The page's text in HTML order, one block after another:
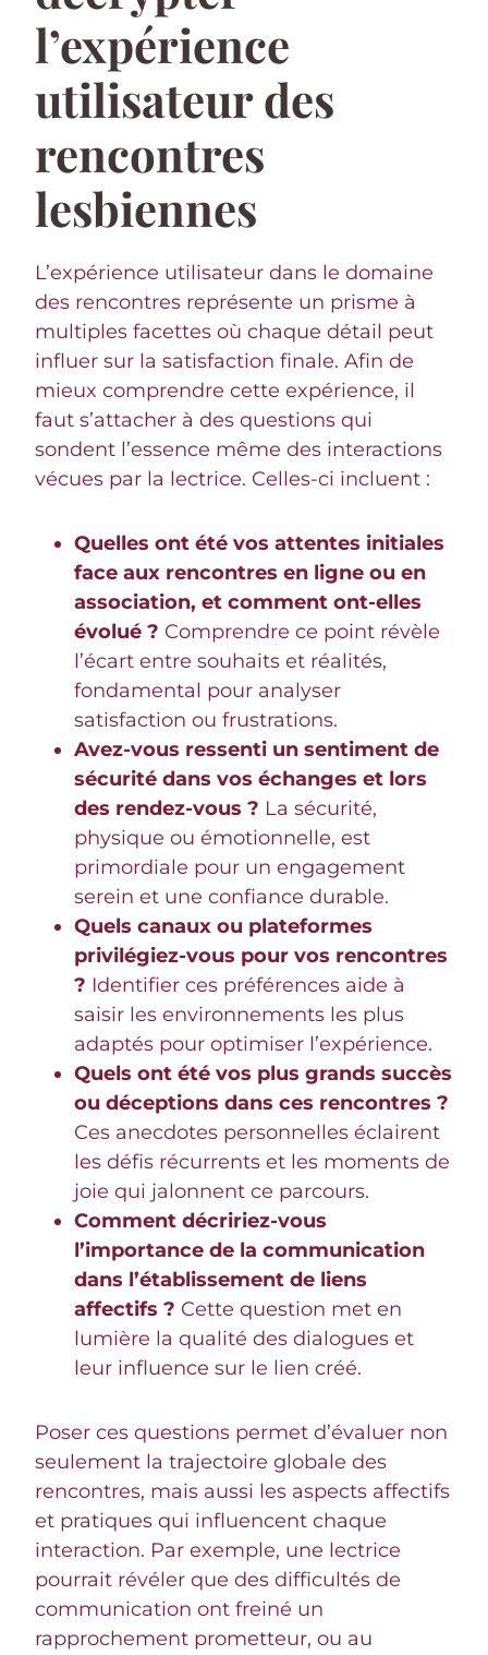
l’expérience
utilisateur des
rencontres
lesbiennes
L’expérience utilisateur dans le domaine
des rencontres représente un prisme à
multiples facettes où chaque détail peut
influer sur la satisfaction finale. Afin de
mieux comprendre cette expérience, il
faut s’attacher à des questions qui
sondent l’essence même des interactions
vécues par la lectrice. Celles-ci incluent :
Quelles ont été vos attentes initiales
face aux rencontres en ligne ou en
association, et comment ont-elles
évolué ? Comprendre ce point révèle
l’écart entre souhaits et réalités,
fondamental pour analyser
satisfaction ou frustrations.
Avez-vous ressenti un sentiment de
sécurité dans vos échanges et lors
des rendez-vous ? La sécurité,
physique ou émotionnelle, est
primordiale pour un engagement
serein et une confiance durable.
Quels canaux ou plateformes
privilégiez-vous pour vos rencontres
? Identifier ces préférences aide à
saisir les environnements les plus
adaptés pour optimiser l’expérience.
Quels ont été vos plus grands succès
ou déceptions dans ces rencontres ?
Ces anecdotes personnelles éclairent
les défis récurrents et les moments de
joie qui jalonnent ce parcours.
Comment décririez-vous
l’importance de la communication
dans l’établissement de liens
affectifs ? Cette question met en
lumière la qualité des dialogues et
leur influence sur le lien créé.
Poser ces questions permet d’évaluer non
seulement la trajectoire globale des
rencontres, mais aussi les aspects affectifs
et pratiques qui influencent chaque
interaction. Par exemple, une lectrice
pourrait révéler que des difficultés de
communication ont freiné un
rapprochement prometteur, ou au